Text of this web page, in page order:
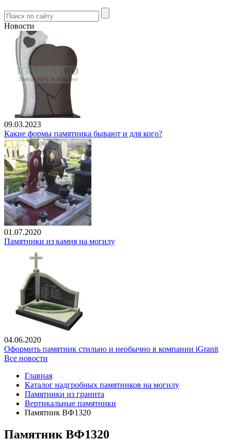
Новости
09.03.2023
Какие формы памятника бывают и для кого?
01.07.2020
Памятники из камня на могилу
04.06.2020
Оформить памятник стильно и необычно в компании iGranit
Все новости
Главная
Каталог надгробных памятников на могилу
Памятники из гранита
Вертикальные памятники
Памятник ВФ1320
Памятник ВФ1320